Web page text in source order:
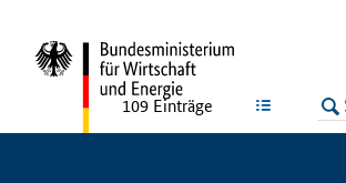
LISTE
109 Einträge